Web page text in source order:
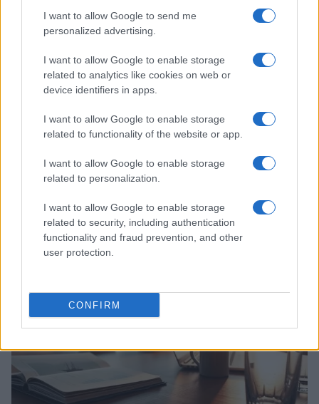
I want to allow Google to send me
personalized advertising.
I want to allow Google to enable storage
related to analytics like cookies on web or
device identifiers in apps.
I want to allow Google to enable storage
related to functionality of the website or app.
I want to allow Google to enable storage
related to personalization.
I want to allow Google to enable storage
related to security, including authentication
functionality and fraud prevention, and other
user protection.
CONFIRM
Ripensare le tecnologie umanitarie oltre i criteri dei
donatori
Martina Marchesi · 10 Lug 2026